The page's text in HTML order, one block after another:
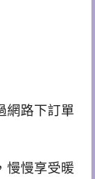
網路下訂單
慢慢享受暖